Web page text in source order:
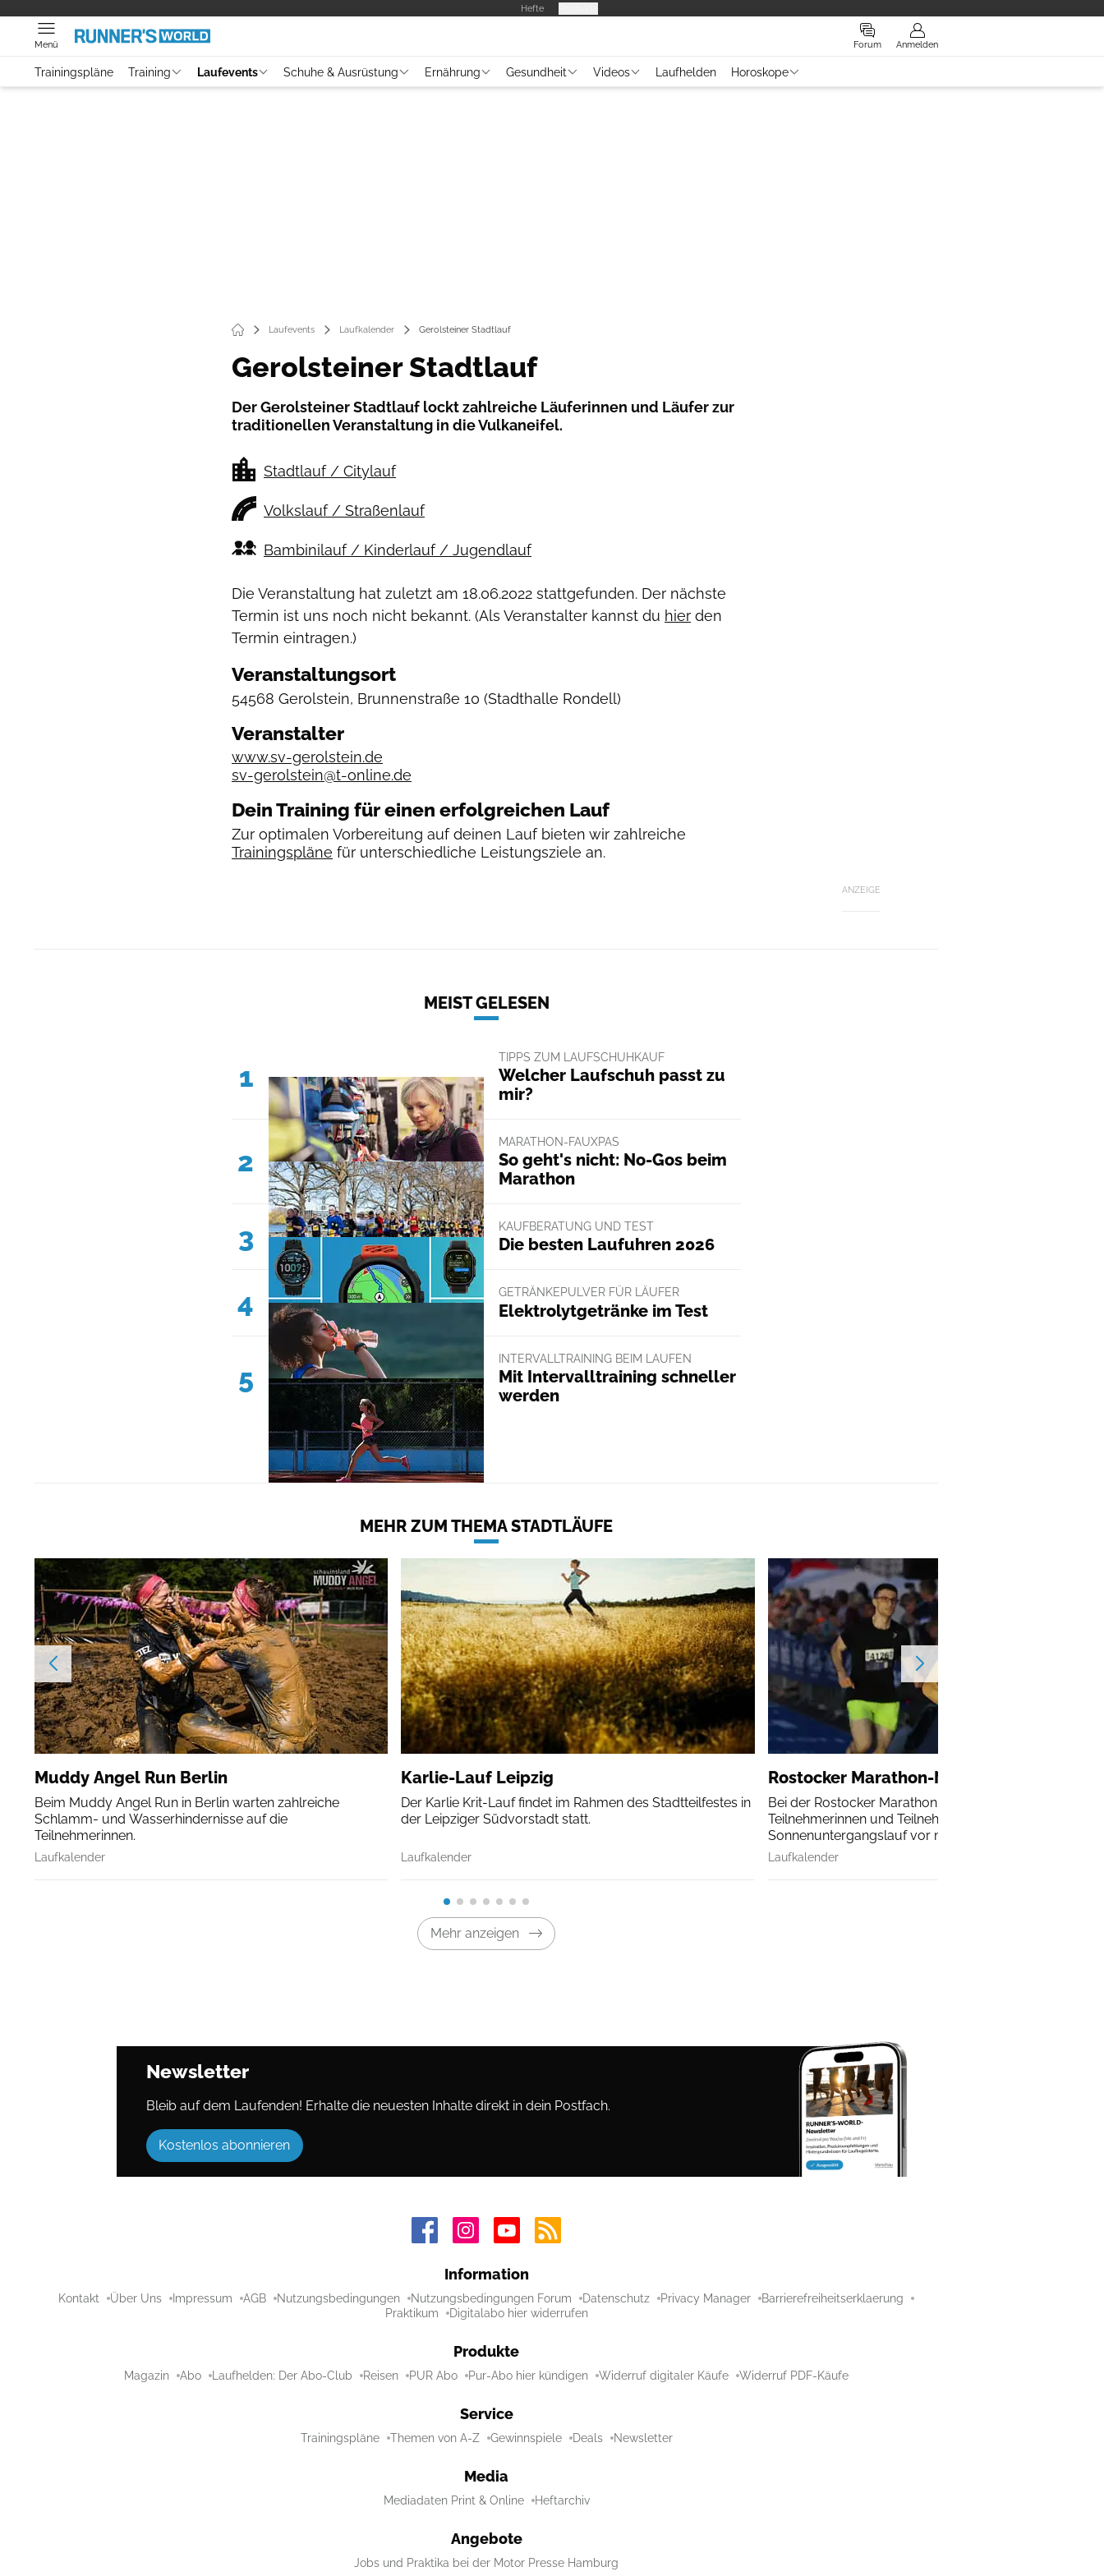
Hefte
Forum Anmelden
Menü
Trainingspläne Training Laufevents Schuhe & Ausrüstung Ernährung Gesundheit Videos Laufhelden Horoskope
Laufevents Laufkalender Gerolsteiner Stadtlauf
Gerolsteiner Stadtlauf
Der Gerolsteiner Stadtlauf lockt zahlreiche Läuferinnen und Läufer zur
traditionellen Veranstaltung in die Vulkaneifel.
Stadtlauf / Citylauf
Volkslauf / Straßenlauf
Bambinilauf / Kinderlauf / Jugendlauf
Die Veranstaltung hat zuletzt am 18.06.2022 stattgefunden. Der nächste
Termin ist uns noch nicht bekannt. (Als Veranstalter kannst du hier den
Termin eintragen.)
Veranstaltungsort
54568 Gerolstein, Brunnenstraße 10 (Stadthalle Rondell)
Veranstalter
www.sv-gerolstein.de
sv-gerolstein@t-online.de
Dein Training für einen erfolgreichen Lauf
Zur optimalen Vorbereitung auf deinen Lauf bieten wir zahlreiche
Trainingspläne für unterschiedliche Leistungsziele an.
ANZEIGE
MEIST GELESEN
1
TIPPS ZUM LAUFSCHUHKAUF
Welcher Laufschuh passt zu
mir?
2
MARATHON-FAUXPAS
So geht's nicht: No-Gos beim
Marathon
3 KAUFBERATUNG UND TEST
Die besten Laufuhren 2026
4 GETRÄNKEPULVER FÜR LÄUFER
Elektrolytgetränke im Test
5
INTERVALLTRAINING BEIM LAUFEN
Mit Intervalltraining schneller
werden
MEHR ZUM THEMA STADTLÄUFE
Muddy Angel Run Berlin
Beim Muddy Angel Run in Berlin warten zahlreiche
Schlamm- und Wasserhindernisse auf die
Teilnehmerinnen.
Laufkalender
Karlie-Lauf Leipzig
Der Karlie Krit-Lauf findet im Rahmen des Stadtteilfestes in
der Leipziger Südvorstadt statt.
Laufkalender
Rostocker Marathon-Nacht
Bei der Rostocker Marathon-Nacht erleben alle
Teilnehmerinnen und Teilnehmer einen
Sonnenuntergangslauf vor malerischer Kulisse.
Laufkalender
Mehr anzeigen
Newsletter
Bleib auf dem Laufenden! Erhalte die neuesten Inhalte direkt in dein Postfach.
Kostenlos abonnieren
Information
Kontakt Über Uns Impressum AGB Nutzungsbedingungen Nutzungsbedingungen Forum Datenschutz Privacy Manager
Barrierefreiheitserklaerung
Praktikum
Digitalabo hier widerrufen
Produkte
Magazin Abo Laufhelden: Der Abo-Club Reisen PUR Abo Pur-Abo hier kündigen Widerruf digitaler Käufe Widerruf PDF-Käufe
Service
Trainingspläne Themen von A-Z Gewinnspiele Deals Newsletter
Media
Mediadaten Print & Online Heftarchiv
Angebote
Jobs und Praktika bei der Motor Presse Hamburg